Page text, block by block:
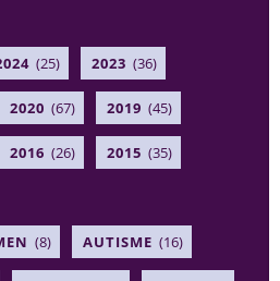
(25) 2023 (36)
2020 (67) 2019 (45)
2016 (26) 2015 (35)
(8) AUTISME (16)